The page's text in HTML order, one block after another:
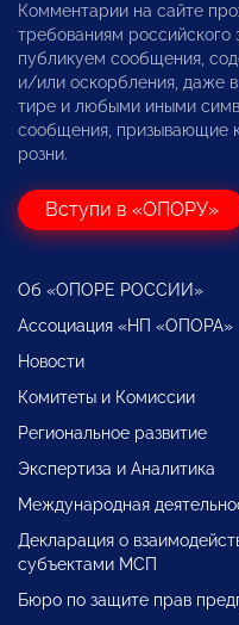
Комментарии на сайте
требованиям российского
публикуем сообщения,
и/или оскорбления, даже
тире и любыми иными
сообщения, призывающие
розни.
Вступи в «ОПОРУ»
Об «ОПОРЕ РОССИИ»
Ассоциация «НП «ОПОРА»
Новости
Комитеты и Комиссии
Региональное развитие
Экспертиза и Аналитика
Международная
Декларация о
субъектами МСП
Бюро по защите прав